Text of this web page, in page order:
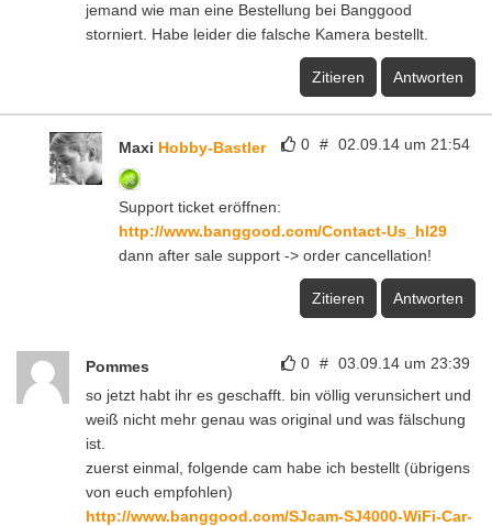
jemand wie man eine Bestellung bei Banggood
storniert. Habe leider die falsche Kamera bestellt.
Zitieren Antworten
0 # 02.09.14 um 21:54
Maxi Hobby-Bastler
Support ticket eröffnen:
http://www.banggood.com/Contact-Us_hl29
dann after sale support -> order cancellation!
Zitieren Antworten
0 # 03.09.14 um 23:39
Pommes
so jetzt habt ihr es geschafft. bin völlig verunsichert und
weiß nicht mehr genau was original und was fälschung
ist.
zuerst einmal, folgende cam habe ich bestellt (übrigens
von euch empfohlen)
http://www.banggood.com/SJcam-SJ4000-WiFi-Car-